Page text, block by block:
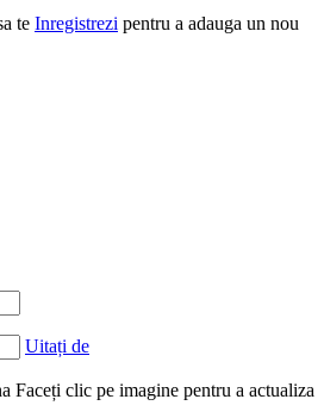
te Inregistrezi pentru a adauga un nou
Uitați de
Faceți clic pe imagine pentru a actualiza